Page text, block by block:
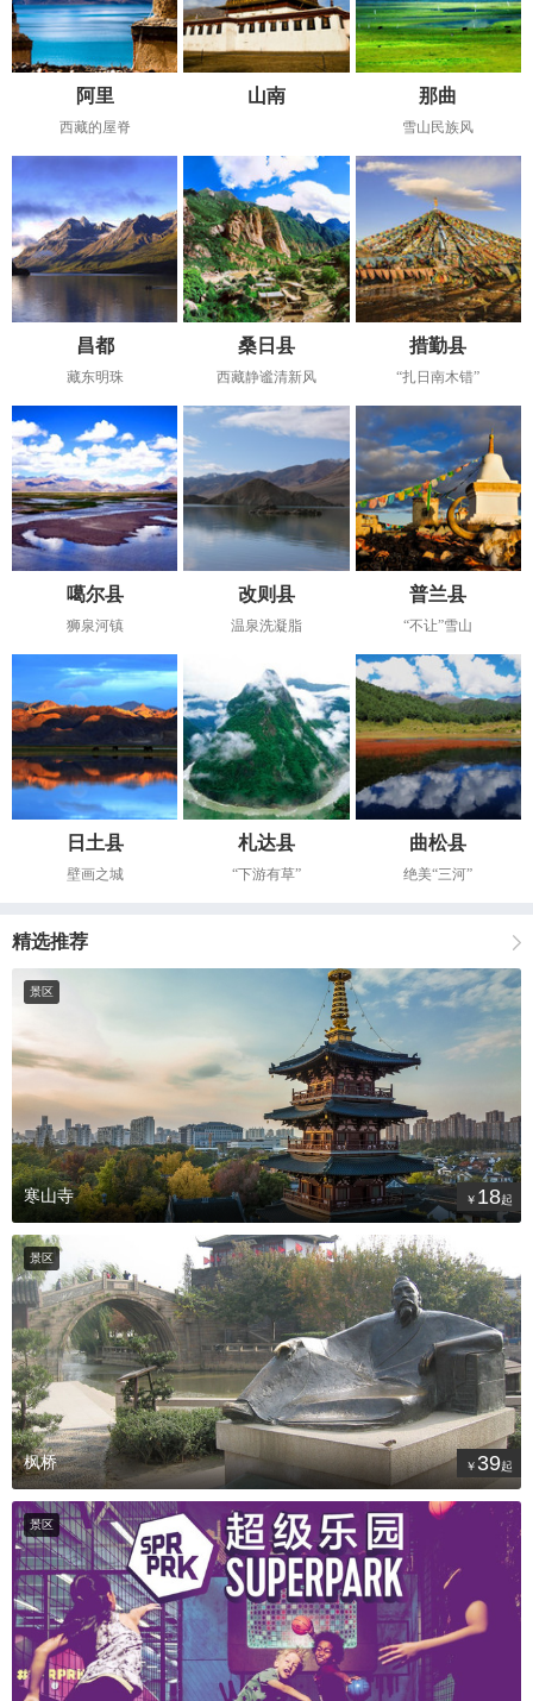
阿里
西藏的屋脊
山南 那曲
雪山民族风
昌都
藏东明珠
桑日县
西藏静谧清新风
措勤县
“扎日南木错”
噶尔县
狮泉河镇
改则县
温泉洗凝脂
普兰县
“不让”雪山
日土县
壁画之城
札达县
“下游有草”
曲松县
绝美“三河”
精选推荐
景区
寒山寺 18
景区
枫桥 39
景区